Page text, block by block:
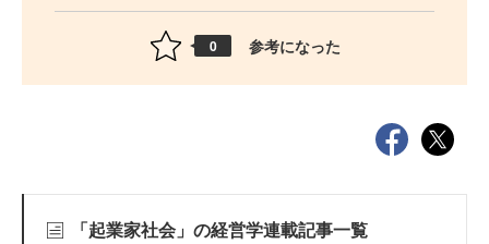
0 参考になった
「起業家社会」の経営学連載記事一覧